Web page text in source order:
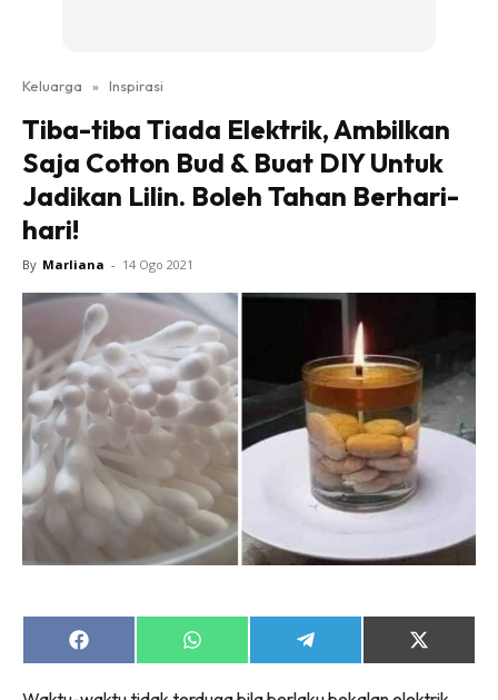
Keluarga » Inspirasi
Tiba-tiba Tiada Elektrik, Ambilkan
Saja Cotton Bud & Buat DIY Untuk
Jadikan Lilin. Boleh Tahan Berhari-
hari!
By Marliana - 14 Ogo 2021
Share
on
Share
on
Share
on
Share
on